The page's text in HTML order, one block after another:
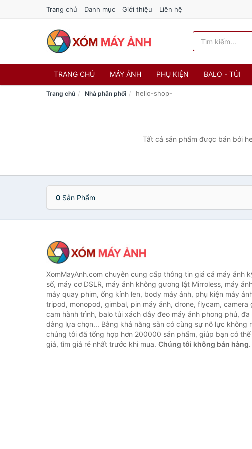
Trang chủ Danh mục Giới thiệu Liên hệ
TRANG CHỦ MÁY ẢNH PHỤ KIỆN BALO - TÚI
Trang chủ Nhà phân phối hello-shop-
Tất cả sản phẩm được bán bởi
0 Sản Phẩm
XomMayAnh.com chuyên cung cấp thông tin giá cả máy ảnh
số, máy cơ DSLR, máy ảnh không gương lật Mirroless, máy
máy quay phim, ống kính len, body máy ảnh, phụ kiện máy
tripod, monopod, gimbal, pin máy ảnh, drone, flycam, camera
cam hành trình, balo túi xách dây đeo máy ảnh phong phú,
dàng lựa chọn... Bằng khả năng sẵn có cùng sự nỗ lực không
chúng tôi đã tổng hợp hơn 200000 sản phẩm, giúp bạn có thể
giá, tìm giá rẻ nhất trước khi mua. Chúng tôi không bán hàng.